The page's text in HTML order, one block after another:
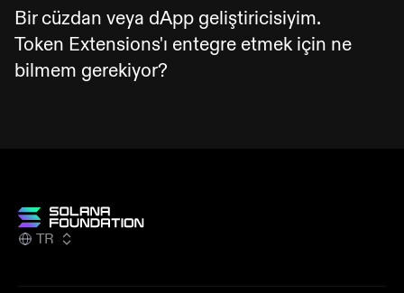
kendisine bağlanmasına olanak tanır.
Dijital varlık ihraççıları için ek zengin
işlevsellik sağlayan birkaç başka extension
daha vardır.
şekilde yapılandırması gerektiği anlamına
gelir.
(bir ed25519 özel anahtarından türetilebilir)
ayarlanabilir ve karmaşık bir anahtar paylaşım
uygulaması olmadan bu tek anahtar, transfer
tutarlarını denetleyebilecek tek anahtardır.
Bir cüzdan veya dApp geliştiricisiyim.
Token Extensions'ı entegre etmek için ne
bilmem gerekiyor?
TR